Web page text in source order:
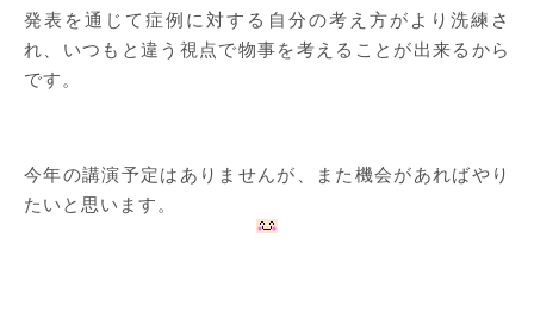
発表を通じて症例に対する自分の考え方がより洗練さ
れ、いつもと違う視点で物事を考えることが出来るから
です。
今年の講演予定はありませんが、また機会があればやり
たいと思います。